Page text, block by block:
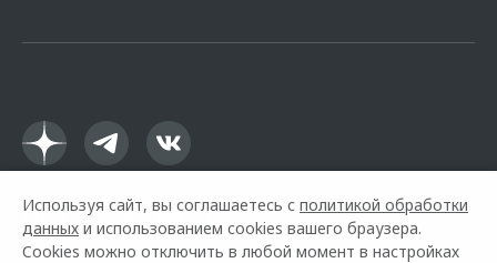
Используя сайт, вы соглашаетесь с политикой обработки
данных и использованием cookies вашего браузера.
Cookies можно отключить в любой момент в настройках